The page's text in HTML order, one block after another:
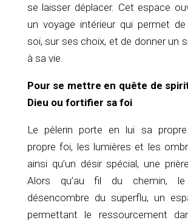
se laisser déplacer. Cet espace
un voyage intérieur qui permet
soi, sur ses choix, et de donner un
à sa vie.
Pour se mettre en quête de
Dieu ou fortifier sa foi
Le pèlerin porte en lui sa
propre foi, les lumières et les
ainsi qu’un désir spécial, une
Alors qu’au fil du chemin,
désencombre du superflu, un
permettant le ressourcement